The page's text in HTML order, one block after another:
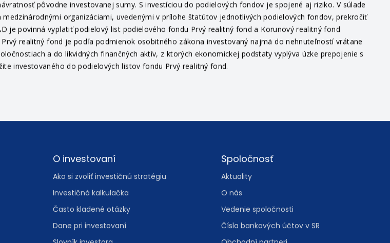
v slovenskom jazyku v sídle IAD, na predajných miestach, v sídle depozitára alebo na www.iad.sk.
pôvodne investovanej sumy. S investíciou do podielových fondov je spojené aj riziko. V súlade
organizáciami, uvedenými v prílohe štatútov jednotlivých podielových fondov, prekročiť
povinná vyplatiť podielový list podielového fondu Prvý realitný fond a Korunový realitný fond
O investovaní
Ako si zvoliť investičnú stratégiu
Investičná kalkulačka
Spoločnosť
Aktuality
O nás